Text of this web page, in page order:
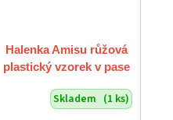
Halenka Amisu růžová
plastický vzorek v pase
Skladem (1 ks)